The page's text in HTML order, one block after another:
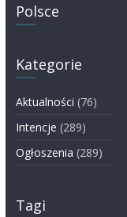
Polsce
Kategorie
Aktualności (76)
Intencje (289)
Ogłoszenia (289)
Tagi